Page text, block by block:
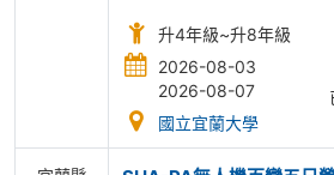
升4年級~升8年級
2026-08-03
2026-08-07
國立宜蘭大學